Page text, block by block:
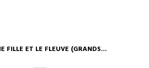
FILLE ET LE FLEUVE (GRANDS...